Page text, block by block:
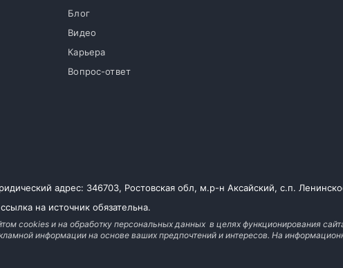
Блог
Видео
Карьера
Вопрос-ответ
адрес: 346703, Ростовская обл, м.р-н Аксайский, с.п.
на источник обязательна.
cookies и на обработку персональных данных в целях функционирования
информации на основе ваших предпочтений и интересов. На